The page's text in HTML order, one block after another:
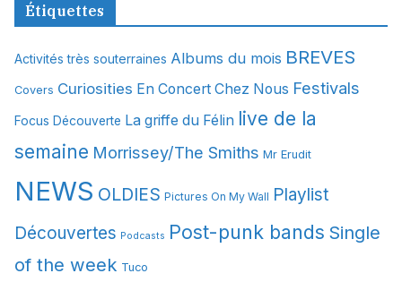
v
e
Étiquettes
Activités très souterraines Albums du mois BREVES
Covers Curiosities En Concert Chez Nous Festivals
Focus Découverte La griffe du Félin live de la
semaine Morrissey/The Smiths Mr Erudit
NEWS OLDIES Pictures On My Wall Playlist
Découvertes Podcasts Post-punk bands Single
of the week Tuco